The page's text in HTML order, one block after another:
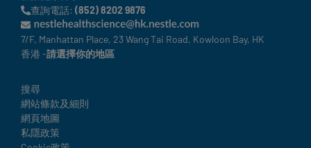
查詢電話: (852) 8202 9876
7/F, Manhattan Place, 23 Wang Tai Road, Kowloon Bay, HK
香港 -請選擇你的地區
Legal
搜尋
網站條款及細則
網頁地圖
私隱政策